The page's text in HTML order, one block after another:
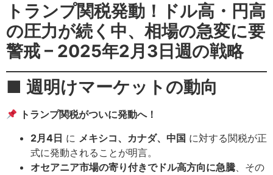
トランプ関税発動！ドル高・円高
の圧力が続く中、相場の急変に要
警戒 – 2025年2月3日週の戦略
■ 週明けマーケットの動向
トランプ関税がついに発動へ！
2月4日 に メキシコ、カナダ、中国 に対する関税が正
式に発動されることが明言。
オセアニア市場の寄り付きでドル高方向に急騰 、その